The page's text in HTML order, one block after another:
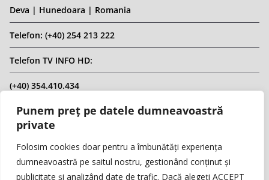
Punem preț pe datele dumneavoastră
private
Folosim cookies doar pentru a îmbunătăți experiența
dumneavoastră pe saitul nostru, gestionând conținut și
publicitate și analizând date de trafic. Dacă alegeți ACCEPT
Deva | Hunedoara | Romania
Telefon: (+40) 254 213 222
Telefon TV INFO HD:
(+40) 354.410.434
Email: infohd20@gmail.com
Website: www.replicahd.ro